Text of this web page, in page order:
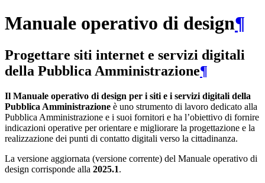
Manuale operativo di design¶
Progettare siti internet e servizi digitali
della Pubblica Amministrazione¶
Il Manuale operativo di design per i siti e i servizi digitali della
Pubblica Amministrazione è uno strumento di lavoro dedicato alla
Pubblica Amministrazione e i suoi fornitori e ha l’obiettivo di fornire
indicazioni operative per orientare e migliorare la progettazione e la
realizzazione dei punti di contatto digitali verso la cittadinanza.
La versione aggiornata (versione corrente) del Manuale operativo di
design corrisponde alla 2025.1.